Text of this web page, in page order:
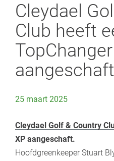
Cleydael
Club heeft
aangeschaft
25 maart 2025
Cleydael Golf & Country
XP aangeschaft.
Hoofdgreenkeeper Stuart